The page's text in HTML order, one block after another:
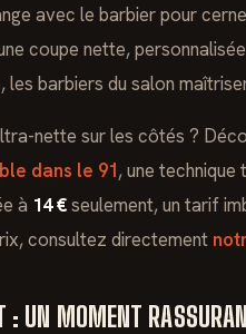
avec le barbier pour
coupe nette,
les barbiers du salon
nette sur les côtés ?
dans le 91, une
à 14 €seulement, un tarif
consultez directement
: UN MOMENT